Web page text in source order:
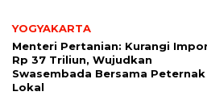
YOGYAKARTA
Menteri Pertanian: Kurangi
Rp 37 Triliun, Wujudkan
Swasembada Bersama Peternak
Lokal